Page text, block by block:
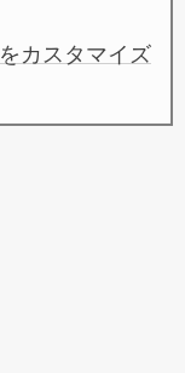
カスタマイズ